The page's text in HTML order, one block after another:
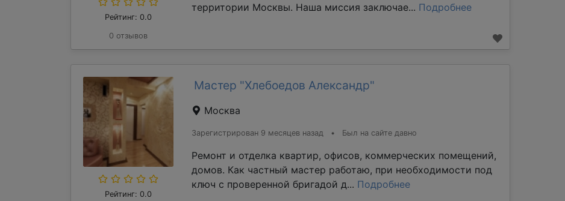
Рейтинг: 0.0
0 отзывов
территории Москвы. Наша миссия заключае... Подробнее
Рейтинг: 0.0
Мастер "Хлебоедов Александр"
Москва
Зарегистрирован 9 месяцев назад • Был на сайте давно
Ремонт и отделка квартир, офисов, коммерческих помещений,
домов. Как частный мастер работаю, при необходимости под
ключ с проверенной бригадой д... Подробнее